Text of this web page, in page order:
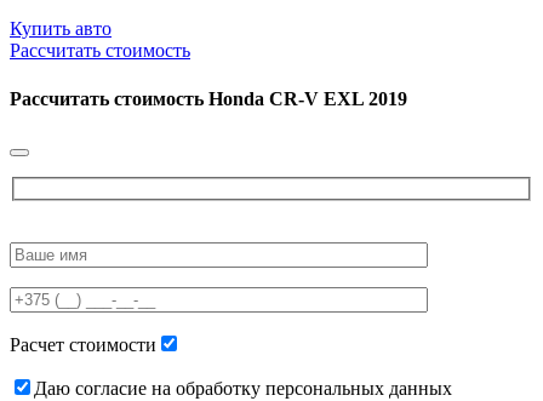
Купить авто
Рассчитать стоимость
Рассчитать стоимость Honda CR-V EXL 2019
leave
field
empty.
Расчет стоимости
Даю согласие на обработку персональных данных